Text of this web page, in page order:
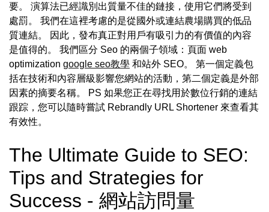
要。 演算法已經識別出質量不佳的鏈接，使用它們將受到
處罰。 我們在這裡考慮的是從國外或連結農場購買的低品
質連結。 因此，發布真正對用戶有吸引力的有價值的內容
是值得的。 我們區分 Seo 的兩個子領域：頁面 web
optimization google seo教學 和站外 SEO。 第一個定義包
括在技術和內容層級影響您網站的活動，第二個定義是外部
因素的摘要名稱。 PS 如果您正在尋找用於數位行銷的連結
跟踪，您可以隨時嘗試 Rebrandly URL Shortener 來查看其
有效性。
The Ultimate Guide to SEO:
Tips and Strategies for
Success - 網站訪問量